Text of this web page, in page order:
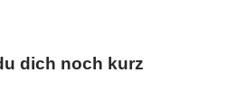
dich noch kurz